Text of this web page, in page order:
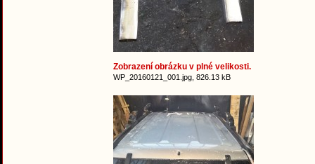
Zobrazení obrázku v plné velikosti.
WP_20160121_001.jpg, 826.13 kB